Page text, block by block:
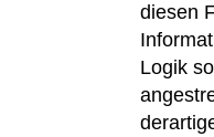
diesen
Logik